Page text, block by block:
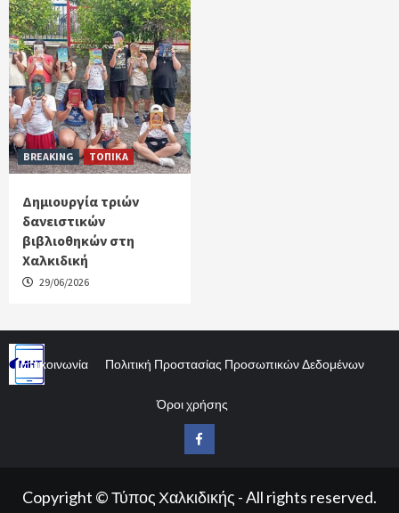
BREAKING ΤΟΠΙΚΑ
Δημιουργία τριών
δανειστικών
βιβλιοθηκών στη
Χαλκιδική
29/06/2026
Επικοινωνία Πολιτική Προστασίας Προσωπικών Δεδομένων
Όροι χρήσης
Facebook
Copyright © Τύπος Χαλκιδικής - All rights reserved.